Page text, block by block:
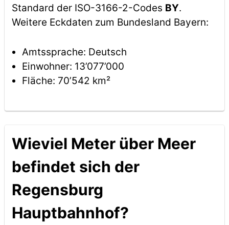
Standard der ISO-3166-2-Codes BY.
Weitere Eckdaten zum Bundesland Bayern:
Amtssprache: Deutsch
Einwohner: 13’077’000
Fläche: 70’542 km²
Wieviel Meter über Meer
befindet sich der
Regensburg
Hauptbahnhof?